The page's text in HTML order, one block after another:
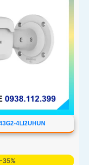
4LI2UHUN
35%